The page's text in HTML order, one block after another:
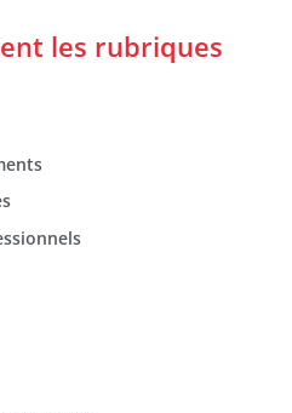
les rubriques